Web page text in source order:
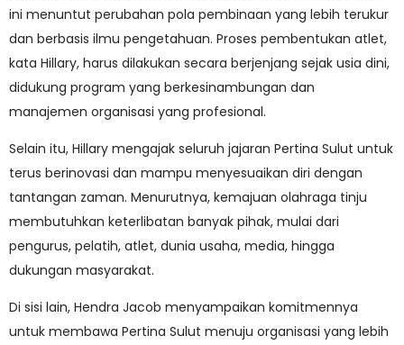
ini menuntut perubahan pola pembinaan yang lebih terukur
dan berbasis ilmu pengetahuan. Proses pembentukan atlet,
kata Hillary, harus dilakukan secara berjenjang sejak usia dini,
didukung program yang berkesinambungan dan
manajemen organisasi yang profesional.
Selain itu, Hillary mengajak seluruh jajaran Pertina Sulut untuk
terus berinovasi dan mampu menyesuaikan diri dengan
tantangan zaman. Menurutnya, kemajuan olahraga tinju
membutuhkan keterlibatan banyak pihak, mulai dari
pengurus, pelatih, atlet, dunia usaha, media, hingga
dukungan masyarakat.
Di sisi lain, Hendra Jacob menyampaikan komitmennya
untuk membawa Pertina Sulut menuju organisasi yang lebih